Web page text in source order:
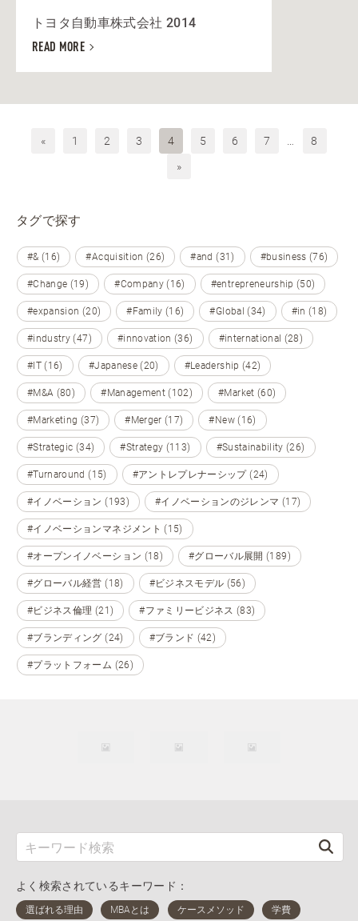
トヨタ自動車株式会社 2014
READ MORE
« 1 2 3 4 5 6 7
8
»
タグで探す
#& (16) #Acquisition (26) #and (31) #business (76)
#Change (19) #Company (16) #entrepreneurship (50)
#expansion (20) #Family (16) #Global (34) #in (18)
#industry (47) #innovation (36) #international (28)
#IT (16) #Japanese (20) #Leadership (42)
#M&A (80) #Management (102) #Market (60)
#Marketing (37) #Merger (17) #New (16)
#Strategic (34) #Strategy (113) #Sustainability (26)
#Turnaround (15) #アントレプレナーシップ (24)
#イノベーション (193) #イノベーションのジレンマ (17)
#イノベーションマネジメント (15)
#オープンイノベーション (18) #グローバル展開 (189)
#グローバル経営 (18) #ビジネスモデル (56)
#ビジネス倫理 (21) #ファミリービジネス (83)
#ブランディング (24) #ブランド (42)
#プラットフォーム (26)
よく検索されているキーワード：